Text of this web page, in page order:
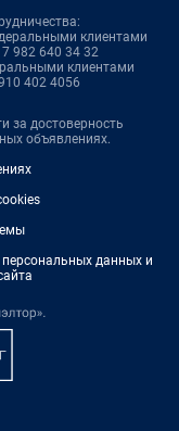
клиентами
982 640 34 32
клиентами
402 4056
за достоверность
объявлениях.
данных и